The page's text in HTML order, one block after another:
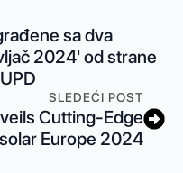
sa dva
2024' od strane
SLEDEĆI POST
Cutting-Edge
Europe 2024